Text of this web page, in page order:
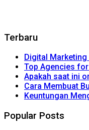
Terbaru
Digital
Top Agencies
Apakah saat ini
Cara Membuat
Keuntungan
Popular Posts